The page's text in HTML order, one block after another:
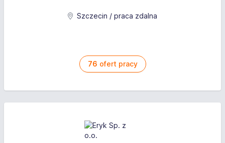
Szczecin / praca zdalna
76 ofert pracy